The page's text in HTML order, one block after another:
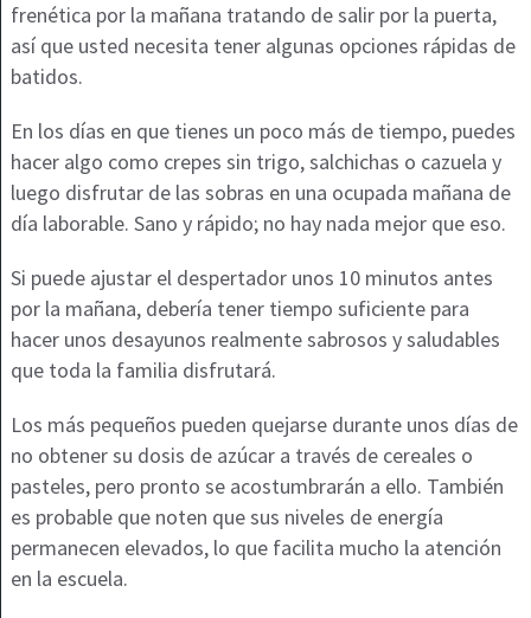
frenética por la mañana tratando de salir por la puerta,
así que usted necesita tener algunas opciones rápidas de
batidos.
En los días en que tienes un poco más de tiempo, puedes
hacer algo como crepes sin trigo, salchichas o cazuela y
luego disfrutar de las sobras en una ocupada mañana de
día laborable. Sano y rápido; no hay nada mejor que eso.
Si puede ajustar el despertador unos 10 minutos antes
por la mañana, debería tener tiempo suficiente para
hacer unos desayunos realmente sabrosos y saludables
que toda la familia disfrutará.
Los más pequeños pueden quejarse durante unos días de
no obtener su dosis de azúcar a través de cereales o
pasteles, pero pronto se acostumbrarán a ello. También
es probable que noten que sus niveles de energía
permanecen elevados, lo que facilita mucho la atención
en la escuela.